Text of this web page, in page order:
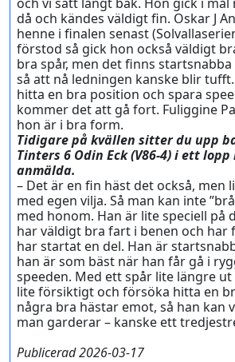
då och kändes väldigt fin. Oskar J
henne i finalen senast
förstod så gick hon också väldigt
bra spår, men det finns
så att nå ledningen kanske blir
hitta en bra position och spara
kommer det att gå fort. Fuliggine
hon är i bra form.
Tidigare på kvällen sitter du upp
Tinters 6 Odin Eck (V86-4) i ett
anmälda.
– Det är en fin häst det också, men
med egen vilja. Så man kan inte
med honom. Han är lite speciell på
har väldigt bra fart i benen och har
har startat en del. Han är
han är som bäst när han får gå i
speeden. Med ett spår lite längre
lite försiktigt och försöka hitta en
några bra hästar emot, så han kan
man garderar – kanske ett
Publicerad 2026-03-17